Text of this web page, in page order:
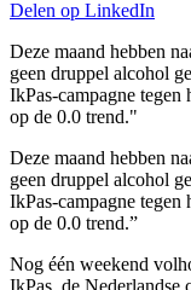
Delen op LinkedIn
Deze maand hebben
geen druppel alcohol
IkPas-campagne tegen
op de 0.0 trend."
Deze maand hebben
geen druppel alcohol
IkPas-campagne tegen
op de 0.0 trend.”
Nog één weekend
IkPas, de Nederlandse